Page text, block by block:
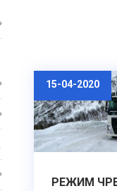
15-04-2020
РЕЖИМ